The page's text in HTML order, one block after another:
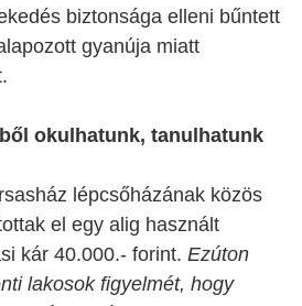
biztonsága elleni bűntett
gyanúja miatt
okulhatunk, tanulhatunk
lépcsőházának közös
el egy alig használt
kár 40.000.- forint. Ezúton
lakosok figyelmét, hogy